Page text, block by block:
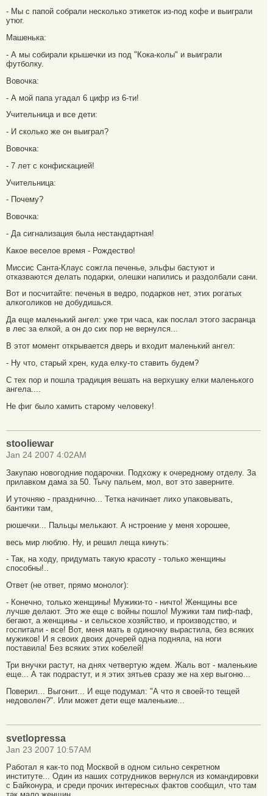
- Мы с папой собрали несколько этикеток из-под кофе и выиграли
утюг.
Машенька:
- А мы собирали крышечки из под "Кока-колы" и выиграли
футболку.
Вовочка:
- А мой папа угадал 6 цифр из 6-ти!
Учительница и все дети:
- И сколько же он выиграл?
Вовочка:
- 7 лет с конфискацией!
Учительница:
- Почему?
Вовочка:
- Да сигнализация была нестандартная!
Какое веселое время - Рождество!
Миссис Санта-Клаус сожгла печенье, эльфы бастуют и
отказваются делать подарки, олешки напились и раздолбали сани.
Вот и посчитайте: печенья в ведро, подарков нет, этих рогатых
алкоголиков не добудишься.
Да еще маленький ангел: уже три часа, как послал этого засранца
в лес за елкой, а он до сих пор не вернулся...
В этот момент открывается дверь и входит маленький ангел:
- Ну что, старый хрен, куда елку-то ставить будем?
С тех пор и пошла традиция вешать на верхушку елки маленького
ангела....
Не фиг было хамить старому человеку!
stooliewar
Jan 24 2007 4:02AM
Закупаю новогодние подарочки. Подхожу к очередному отделу. За
прилавком дама за 50. Тычу пальем, мол, вот это заверните.
И уточняю - празднично... Тетка начинает лихо упаковывать,
бантики там,
рюшечки... Пальцы мелькают. А нстроение у меня хорошее,
весь мир люблю. Ну, и решил леща кинуть:
- Так, на ходу, придумать такую красоту - только женщины
способны!..
Ответ (не ответ, прямо монолог):
- Конечно, только женщины! Мужики-то - ничто! Женщины все
лучше делают. Это же еще с войны пошло! Мужики там пиф-паф,
бегают, а женщины - и сельское хозяйство, и производство, и
госпитали - все! Вот, меня мать в одиночку вырастила, без всяких
мужиков! И я своих двоих дочерей одна подняла, на ноги
поставила! Без всяких этих кобелей!
Три внучки растут, на днях четвертую ждем. Жаль вот - маленькие
еще... А так подрастут, и я этих зятьев сразу же на хер выгоню...
Поверил... Выгонит... И еще подумал: "А что я своей-то тещей
недоволен?". Или может дети еще маленькие...
svetlopressa
Jan 23 2007 10:57AM
Работал я как-то под Москвой в одном сильно секретном
институте... Один из наших сотрудников вернулся из командировки
с Байконура, и среди прочих интересных фактов сообщил, что там